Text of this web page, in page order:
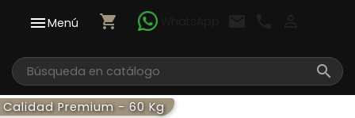
Menú shopping_cart

Calidad Premium - 60 Kg